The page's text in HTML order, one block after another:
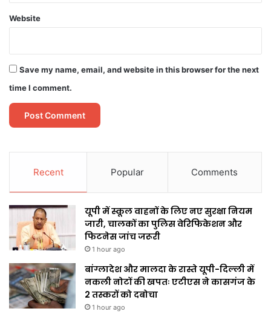
Website
Save my name, email, and website in this browser for the next
time I comment.
Recent Popular Comments
यूपी में स्कूल वाहनों के लिए नए सुरक्षा नियम
जारी, चालकों का पुलिस वेरिफिकेशन और
फिटनेस जांच जरूरी
1 hour ago
बांग्लादेश और मालदा के रास्ते यूपी-दिल्ली में
नकली नोटों की खपतः एटीएस ने कासगंज के
2 तस्करों को दबोचा
1 hour ago